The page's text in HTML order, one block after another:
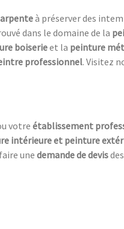
à préserver des
dans le domaine de la
boiserieet la peinture
professionnel. Visitez
votre établissement
intérieure et peinture
une demande de devis